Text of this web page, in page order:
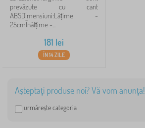
prevăzute cu cant
ABSDimensiuni:Lățime -
25cmÎnălțime -...
181 lei
ÎN 14 ZILE
Așteptați produse noi? Vă vom anunța!
urmărește categoria